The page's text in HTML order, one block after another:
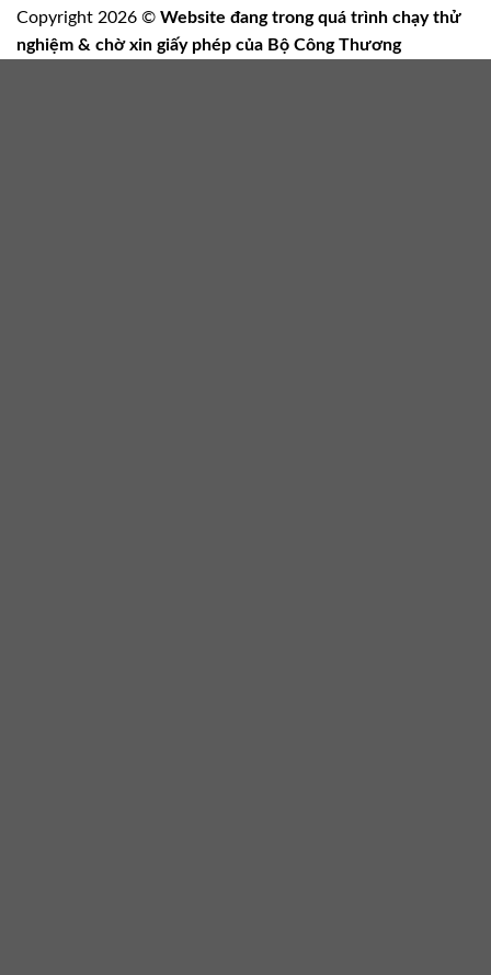
Copyright 2026 © Website đang trong quá trình chạy thử
nghiệm & chờ xin giấy phép của Bộ Công Thương